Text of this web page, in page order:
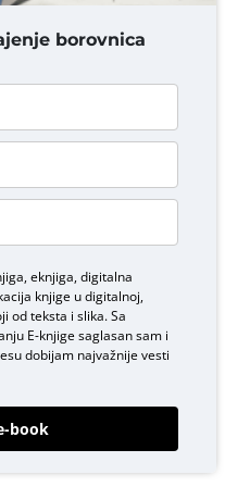
borovnica
eknjiga, digitalna
knjige u digitalnoj,
od teksta i slika. Sa
E-knjigesaglasan sam i
dobijam najvažnije vesti
book